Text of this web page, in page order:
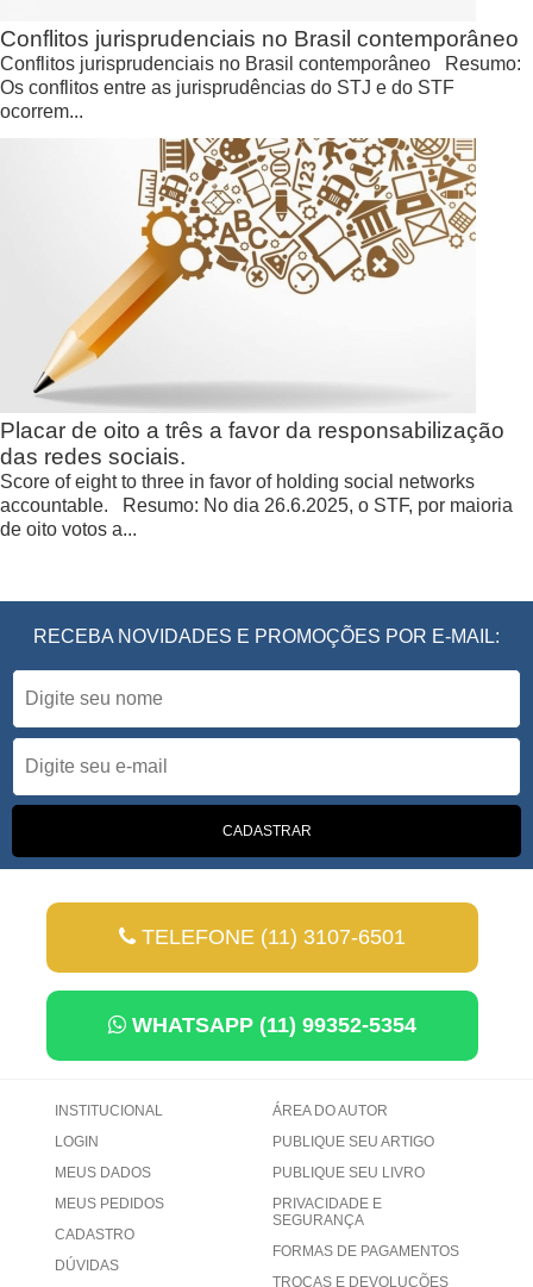
Conflitos jurisprudenciais no Brasil contemporâneo
Conflitos jurisprudenciais no Brasil contemporâneo Resumo:
Os conflitos entre as jurisprudências do STJ e do STF
ocorrem...
Placar de oito a três a favor da responsabilização
das redes sociais.
Score of eight to three in favor of holding social networks
accountable. Resumo: No dia 26.6.2025, o STF, por maioria
de oito votos a...
RECEBA NOVIDADES E PROMOÇÕES POR E-MAIL:
TELEFONE (11) 3107-6501
WHATSAPP (11) 99352-5354
INSTITUCIONAL
LOGIN
MEUS DADOS
MEUS PEDIDOS
CADASTRO
DÚVIDAS
ÁREA DO AUTOR
PUBLIQUE SEU ARTIGO
PUBLIQUE SEU LIVRO
PRIVACIDADE E
SEGURANÇA
FORMAS DE PAGAMENTOS
TROCAS E DEVOLUÇÕES